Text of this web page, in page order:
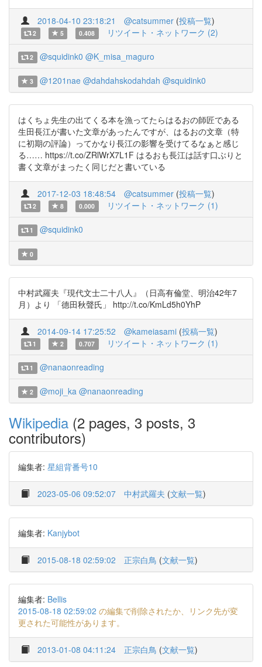
2018-04-10 23:18:21 @catsummer (投稿一覧)
2 5 0.408 リツイート・ネットワーク (2)
2 @squidink0 @K_misa_maguro
3 @1201nae @dahdahskodahdah @squidink0
はくちょ先生の出てくる本を漁ってたらはるおの師匠である
生田長江が書いた文章があったんですが、はるおの文章（特
に初期の評論）ってかなり長江の影響を受けてるなぁと感じ
る…… https://t.co/ZRlWrX7L1F はるおも長江は話す口ぶりと
書く文章がまったく同じだと書いている
2017-12-03 18:48:54 @catsummer (投稿一覧)
2 8 0.000 リツイート・ネットワーク (1)
1 @squidink0
0
中村武羅夫『現代文士二十八人』（日高有倫堂、明治42年7
月）より 「德田秋聲氏」 http://t.co/KmLd5h0YhP
2014-09-14 17:25:52 @kameiasami (投稿一覧)
1 2 0.707 リツイート・ネットワーク (1)
1 @nanaonreading
2 @moji_ka @nanaonreading
Wikipedia (2 pages, 3 posts, 3
contributors)
編集者: 星組背番号10
2023-05-06 09:52:07 中村武羅夫 (文献一覧)
編集者: Kanjybot
2015-08-18 02:59:02 正宗白鳥 (文献一覧)
編集者: Bellis
2015-08-18 02:59:02 の編集で削除されたか、リンク先が変
更された可能性があります。
2013-01-08 04:11:24 正宗白鳥 (文献一覧)